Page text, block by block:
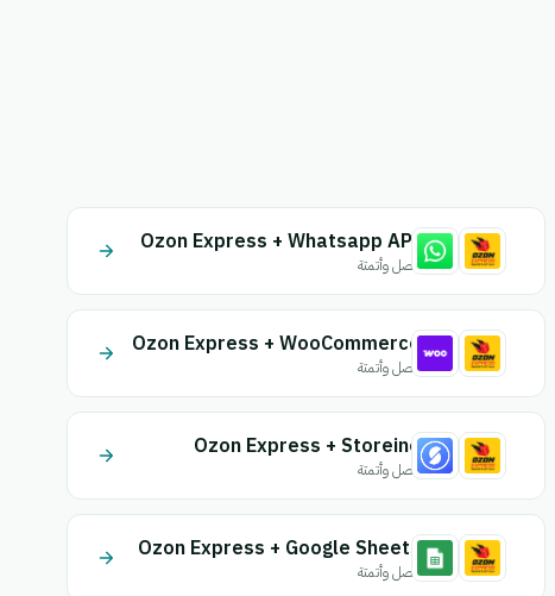
Ozon Express + Whatsapp API
اتصل وأتمتة
Ozon Express + WooCommerce
اتصل وأتمتة
Ozon Express + Storeino
اتصل وأتمتة
Ozon Express + Google Sheets
اتصل وأتمتة